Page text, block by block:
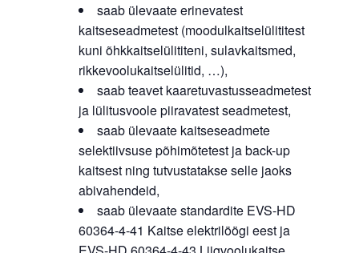
saab ülevaate erinevatest
kaitseseadmetest (moodulkaitselülititest
kuni õhkkaitselülititeni, sulavkaitsmed,
rikkevoolukaitselülitid, …),
saab teavet kaaretuvastusseadmetest
ja lülitusvoole piiravatest seadmetest,
saab ülevaate kaitseseadmete
selektiivsuse põhimõtetest ja back-up
kaitsest ning tutvustatakse selle jaoks
abivahendeid,
saab ülevaate standardite EVS-HD
60364-4-41 Kaitse elektrilöögi eest ja